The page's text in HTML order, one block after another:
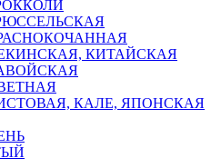
КИТАЙСКАЯ
КАЛЕ, ЯПОНСКАЯ